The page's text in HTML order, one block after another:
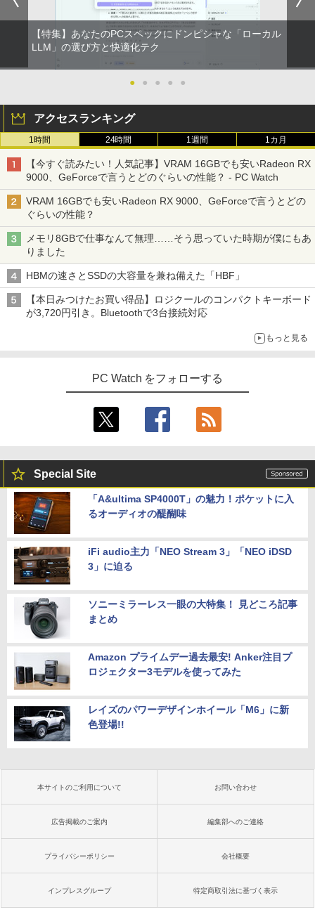
【特集】あなたのPCスペックにドンピシャな「ローカル
LLM」の選び方と快適化テク
● ● ● ● ●
アクセスランキング
1時間 24時間 1週間 1カ月
【今すぐ読みたい！人気記事】VRAM 16GBでも安いRadeon RX
9000、GeForceで言うとどのぐらいの性能？ - PC Watch
VRAM 16GBでも安いRadeon RX 9000、GeForceで言うとどの
ぐらいの性能？
メモリ8GBで仕事なんて無理……そう思っていた時期が僕にもあ
りました
HBMの速さとSSDの大容量を兼ね備えた「HBF」
【本日みつけたお買い得品】ロジクールのコンパクトキーボード
が3,720円引き。Bluetoothで3台接続対応
もっと見る
PC Watch をフォローする
Special Site
「A&ultima SP4000T」の魅力！ポケットに入
るオーディオの醍醐味
iFi audio主力「NEO Stream 3」「NEO iDSD
3」に迫る
ソニーミラーレス一眼の大特集！ 見どころ記事
まとめ
Amazon プライムデー過去最安! Anker注目プ
ロジェクター3モデルを使ってみた
レイズのパワーデザインホイール「M6」に新
色登場!!
本サイトのご利用について お問い合わせ
広告掲載のご案内 編集部へのご連絡
プライバシーポリシー 会社概要
インプレスグループ 特定商取引法に基づく表示